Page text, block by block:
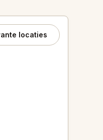
locaties